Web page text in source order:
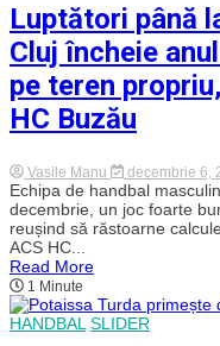
Luptători până
Cluj încheie
pe teren
HC Buzău
Vasile Manu decembrie 6,
Echipa de handbal
decembrie, un joc foarte
reușind să răstoarne
ACS HC...
Read More
1 Minute
HANDBAL SLIDER